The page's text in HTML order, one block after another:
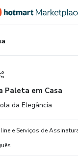
Paleta em Casa
da Elegância
e Serviços de